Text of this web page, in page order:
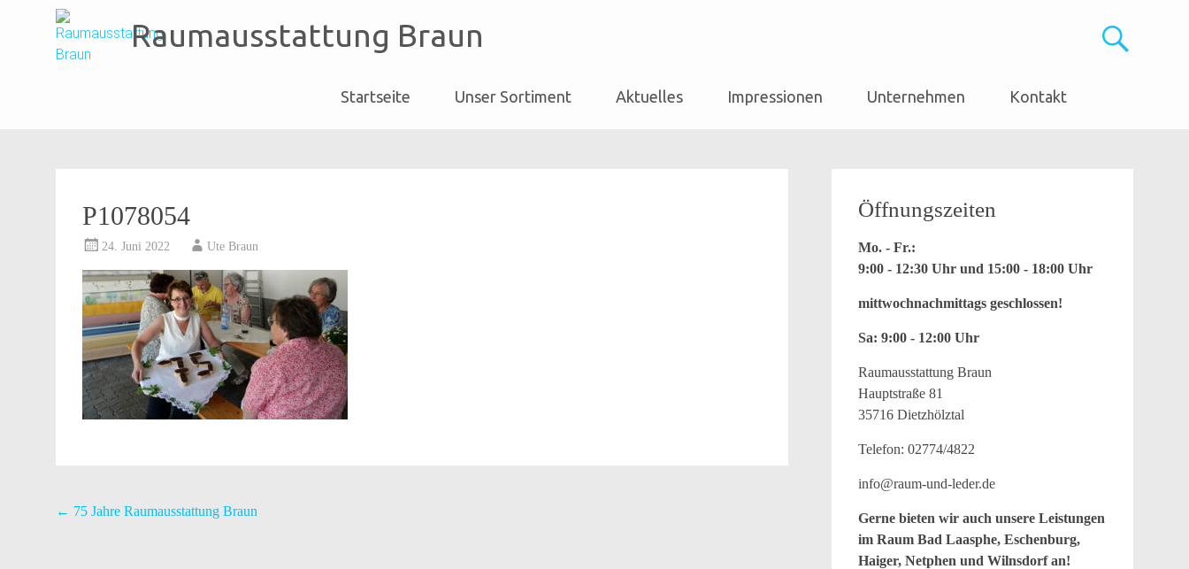
Raumausstattung Braun
Startseite Unser Sortiment Aktuelles Impressionen Unternehmen Kontakt
P1078054
24. Juni 2022 Ute Braun
Post
← 75 Jahre Raumausstattung Braun
Öffnungszeiten
Mo. - Fr.:
9:00 - 12:30 Uhr und 15:00 - 18:00 Uhr
mittwochnachmittags geschlossen!
Sa: 9:00 - 12:00 Uhr
Raumausstattung Braun
Hauptstraße 81
35716 Dietzhölztal
Telefon: 02774/4822
info@raum-und-leder.de
Gerne bieten wir auch unsere Leistungen
im Raum Bad Laasphe, Eschenburg,
Haiger, Netphen und Wilnsdorf an!